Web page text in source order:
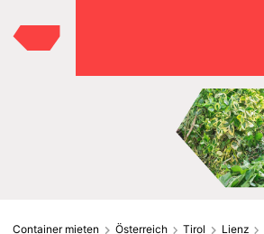
Container mieten Österreich Tirol Lienz